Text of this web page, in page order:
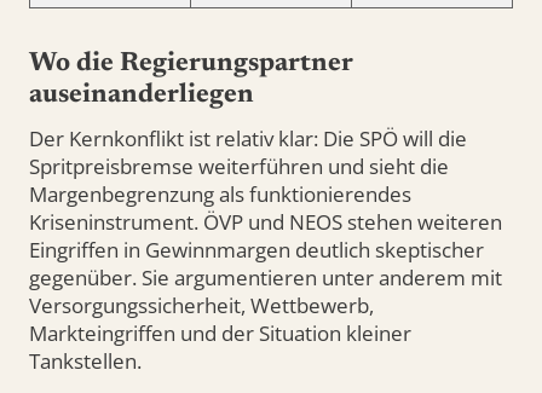
Wo die Regierungspartner
auseinanderliegen
Der Kernkonflikt ist relativ klar: Die SPÖ will die
Spritpreisbremse weiterführen und sieht die
Margenbegrenzung als funktionierendes
Kriseninstrument. ÖVP und NEOS stehen weiteren
Eingriffen in Gewinnmargen deutlich skeptischer
gegenüber. Sie argumentieren unter anderem mit
Versorgungssicherheit, Wettbewerb,
Markteingriffen und der Situation kleiner
Tankstellen.